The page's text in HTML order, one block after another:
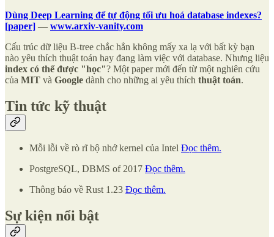
Dùng Deep Learning để tự động tối ưu hoá database indexes?
[paper] — www.arxiv-vanity.com
Cấu trúc dữ liệu B-tree chắc hẳn không mấy xa lạ với bất kỳ bạn
nào yêu thích thuật toán hay đang làm việc với database. Nhưng liệu
index có thể được "học"? Một paper mới đến từ một nghiên cứu
của MIT và Google dành cho những ai yêu thích thuật toán.
Tin tức kỹ thuật
Mỗi lỗi về rò rĩ bộ nhớ kernel của Intel Đọc thêm.
PostgreSQL, DBMS of 2017 Đọc thêm.
Thông báo về Rust 1.23 Đọc thêm.
Sự kiện nổi bật